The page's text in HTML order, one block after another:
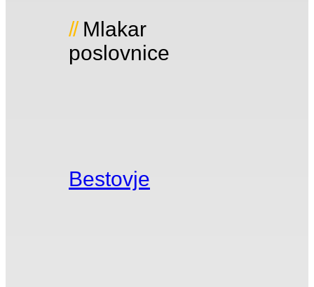
Mlakar
poslovnice
Bestovje